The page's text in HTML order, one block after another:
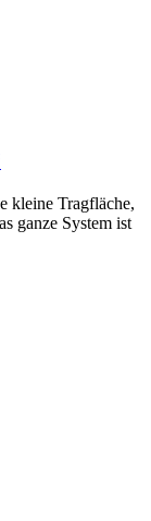
kleine Tragfläche,
ganze System ist